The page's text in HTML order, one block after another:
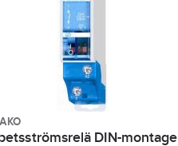
DIN-montage